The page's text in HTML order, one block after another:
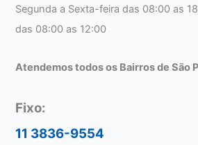
Segunda a Sexta-feira das 08:00 as
das 08:00 as 12:00
Atendemos todos os Bairros de São
Fixo:
11 3836-9554